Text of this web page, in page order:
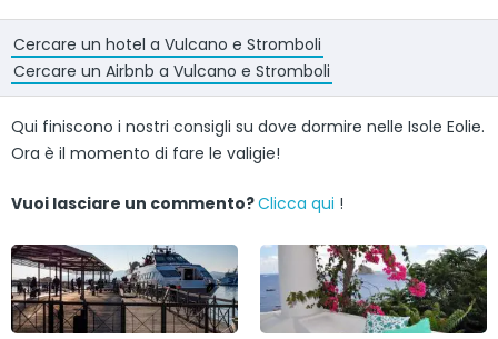
Cercare un hotel a Vulcano e Stromboli
Cercare un Airbnb a Vulcano e Stromboli
Qui finiscono i nostri consigli su dove dormire nelle Isole Eolie.
Ora è il momento di fare le valigie!
Vuoi lasciare un commento?Clicca qui !